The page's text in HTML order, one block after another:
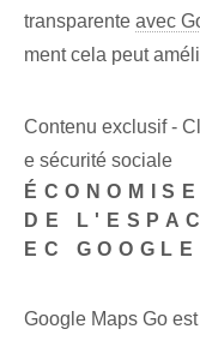
transparente⁤ avec
ment cela peut
Contenu exclusif -
e sécurité sociale
DE
EC
Google Maps Go